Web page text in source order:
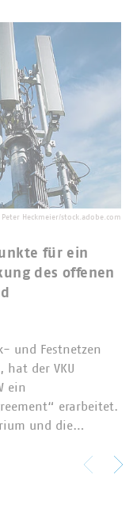
Peter Heckmeier/stock.adobe.com
für ein
des offenen
und Festnetzen
hat der VKU
ein
erarbeitet.
und die…